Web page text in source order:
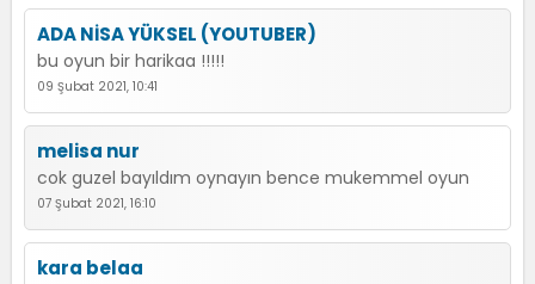
ADA NİSA YÜKSEL (YOUTUBER)
bu oyun bir harikaa !!!!!
09 Şubat 2021, 10:41
melisa nur
cok guzel bayıldım oynayın bence mukemmel oyun
07 Şubat 2021, 16:10
kara belaa